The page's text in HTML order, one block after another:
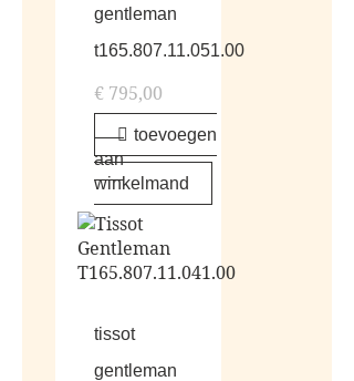
gentleman
t165.807.11.051.00
€795,00
toevoegen
aan
winkelmand
tissot
gentleman